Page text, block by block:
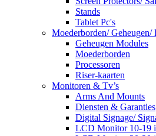
Stands
Tablet Pc's
Moederborden/ Geheugen/
Geheugen Modules
Moederborden
Processoren
Riser-kaarten
Monitoren & Tv’s
Arms And Mounts
Diensten & Garanties
Digital Signage/
LCD Monitor 10-19